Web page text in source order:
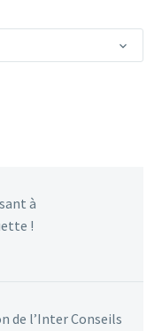
à
!
de l’Inter Conseils